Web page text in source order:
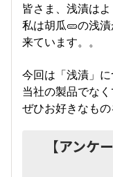
皆さま、浅漬は
私は胡瓜🥒の浅
来ています。。
今回は「浅漬」に
当社の製品でなく
ぜひお好きなも
【アンケ